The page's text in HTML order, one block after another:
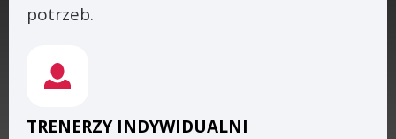
potrzeb.
TRENERZY INDYWIDUALNI